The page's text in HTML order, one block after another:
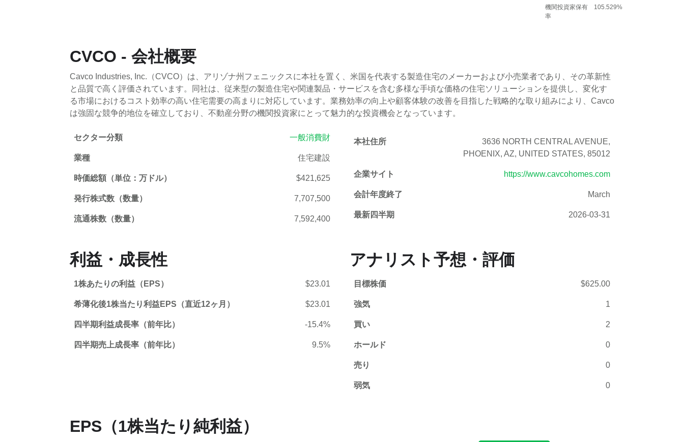
機関投資家保有
率
105.529%
CVCO - 会社概要
Cavco Industries, Inc.（CVCO）は、アリゾナ州フェニックスに本社を置く、米国を代表する製造住宅のメーカーおよび小売業者であり、その革新性
と品質で高く評価されています。同社は、従来型の製造住宅や関連製品・サービスを含む多様な手頃な価格の住宅ソリューションを提供し、変化す
る市場におけるコスト効率の高い住宅需要の高まりに対応しています。業務効率の向上や顧客体験の改善を目指した戦略的な取り組みにより、Cavco
は強固な競争的地位を確立しており、不動産分野の機関投資家にとって魅力的な投資機会となっています。
セクター分類 一般消費財
業種 住宅建設
時価総額（単位：万ドル） $421,625
発行株式数（数量） 7,707,500
流通株数（数量） 7,592,400
本社住所
3636 NORTH CENTRAL AVENUE,
PHOENIX, AZ, UNITED STATES, 85012
企業サイト https://www.cavcohomes.com
会計年度終了 March
最新四半期 2026-03-31
利益・成長性
1株あたりの利益（EPS） $23.01
希薄化後1株当たり利益EPS（直近12ヶ月） $23.01
四半期利益成長率（前年比） -15.4%
四半期売上成長率（前年比） 9.5%
アナリスト予想・評価
目標株価 $625.00
強気 1
買い 2
ホールド 0
売り 0
弱気 0
EPS（1株当たり純利益）